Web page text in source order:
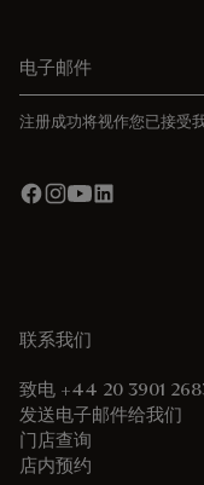
注册成功将视作您已接受
联系我们
致电 +44 20 3901
发送电子邮件给我们
门店查询
店内预约